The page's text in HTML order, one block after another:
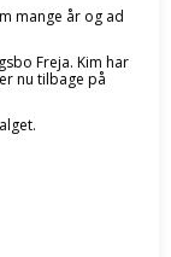
mange år og ad
Freja. Kim har
nu tilbage på